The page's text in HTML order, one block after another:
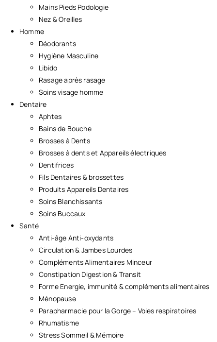
Mains Pieds Podologie
Nez & Oreilles
Homme
Déodorants
Hygiène Masculine
Libido
Rasage après rasage
Soins visage homme
Dentaire
Aphtes
Bains de Bouche
Brosses à Dents
Brosses à dents et Appareils électriques
Dentifrices
Fils Dentaires & brossettes
Produits Appareils Dentaires
Soins Blanchissants
Soins Buccaux
Santé
Anti-âge Anti-oxydants
Circulation & Jambes Lourdes
Compléments Alimentaires Minceur
Constipation Digestion & Transit
Forme Energie, immunité & compléments alimentaires
Ménopause
Parapharmacie pour la Gorge – Voies respiratoires
Rhumatisme
Stress Sommeil & Mémoire